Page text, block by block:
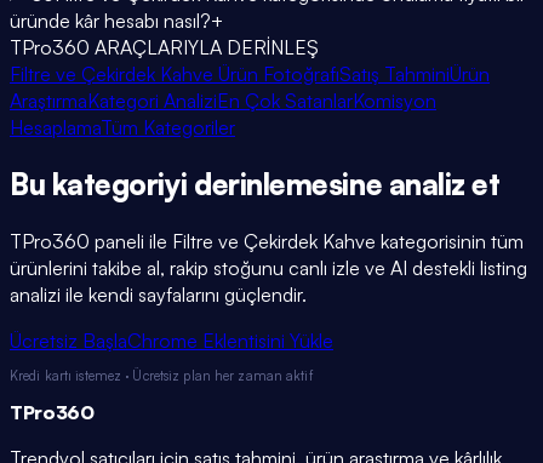
üründe kâr hesabı nasıl?+
TPro360 ARAÇLARIYLA DERİNLEŞ
Filtre ve Çekirdek Kahve Ürün FotoğrafıSatış TahminiÜrün
AraştırmaKategori AnaliziEn Çok SatanlarKomisyon
HesaplamaTüm Kategoriler
Bu kategoriyi derinlemesine analiz et
TPro360 paneli ile Filtre ve Çekirdek Kahve kategorisinin tüm
ürünlerini takibe al, rakip stoğunu canlı izle ve AI destekli listing
analizi ile kendi sayfalarını güçlendir.
Ücretsiz BaşlaChrome Eklentisini Yükle
Kredi kartı istemez · Ücretsiz plan her zaman aktif
TPro360
Trendyol satıcıları için satış tahmini, ürün araştırma ve kârlılık